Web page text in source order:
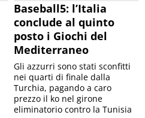
Baseball5: l’Italia
conclude al quinto
posto i Giochi del
Mediterraneo
Gli azzurri sono stati sconfitti
nei quarti di finale dalla
Turchia, pagando a caro
prezzo il ko nel girone
eliminatorio contro la Tunisia